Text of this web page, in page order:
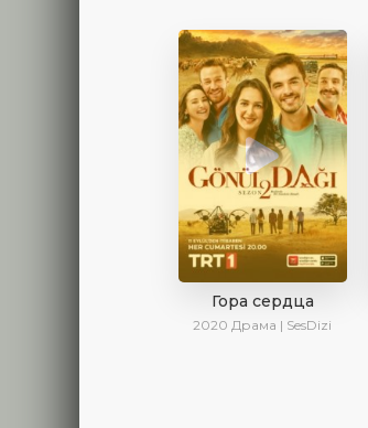
Гора сердца
2020 Драма | SesDizi